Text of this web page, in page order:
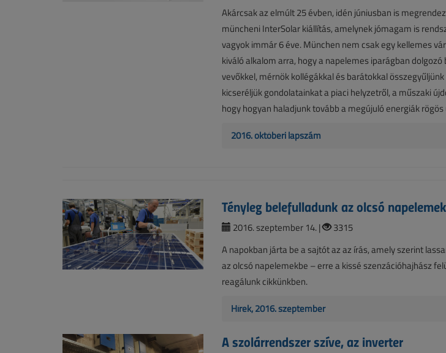
Akárcsak az elmúlt 25 évben, idén júniusban is
müncheni InterSolar kiállítás, amelynek jómagam is
vagyok immár 6 éve. München nem csak egy kellemes
kiváló alkalom arra, hogy a napelemes iparágban dolgozó
vevőkkel, mérnök kollégákkal és barátokkal
kicseréljük gondolatainkat a piaci helyzetről, a műszaki
hogy hogyan haladjunk tovább a megújuló energiák rögös
2016. októberi lapszám
Tényleg belefulladunk az olcsó
2016. szeptember 14. |
3315
A napokban járta be a sajtót az az írás, amely szerint
az olcsó napelemekbe – erre a kissé szenzációhajhász
reagálunk cikkünkben.
Hírek, 2016. szeptember
A szolárrendszer szíve, az inverter